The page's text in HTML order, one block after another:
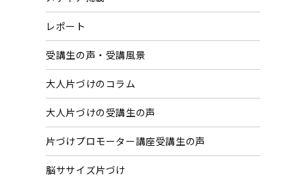
レポート
受講生の声・受講風景
大人片づけのコラム
大人片づけの受講生の声
片づけプロモーター講座受講生の声
脳ササイズ片づけ